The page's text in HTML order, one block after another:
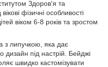
Здоров'я та
фізичні особливості
віком 6-8 років та зростом
з липучкою, яка дає
дизайн під настрій. Бейджі
швидко кастомізувати